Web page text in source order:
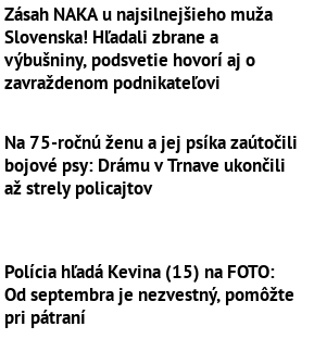
Zásah NAKA u najsilnejšieho muža
Slovenska! Hľadali zbrane a
výbušniny, podsvetie hovorí aj o
zavraždenom podnikateľovi
Na 75-ročnú ženu a jej psíka zaútočili
bojové psy: Drámu v Trnave ukončili
až strely policajtov
Polícia hľadá Kevina (15) na FOTO:
Od septembra je nezvestný, pomôžte
pri pátraní